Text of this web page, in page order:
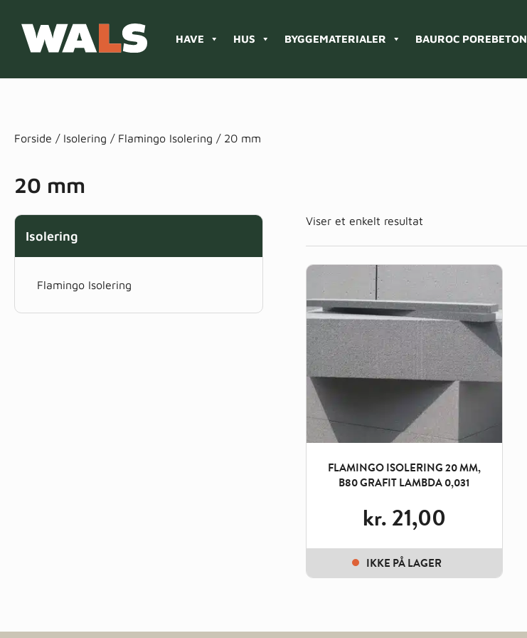
HAVE HUS BYGGEMATERIALER BAUROC POREBETON
Forside / Isolering / Flamingo Isolering / 20 mm
20 mm
Isolering
Flamingo Isolering
Viser et enkelt resultat
FLAMINGO ISOLERING 20 MM,
B80 GRAFIT LAMBDA 0,031
kr.21,00
IKKE PÅ LAGER